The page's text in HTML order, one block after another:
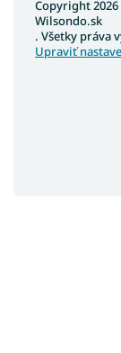
Copyright 2026
Wilsondo.sk
. Všetky práva
Upraviť